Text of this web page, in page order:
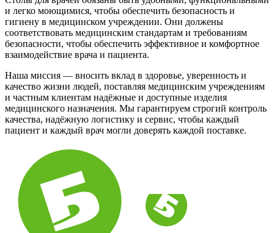
и легко моющимися, чтобы обеспечить безопасность и
гигиену в медицинском учреждении. Они должены
соответствовать медицинским стандартам и требованиям
безопасности, чтобы обеспечить эффективное и комфортное
взаимодействие врача и пациента.
Наша миссия — вносить вклад в здоровье, уверенность и
качество жизни людей, поставляя медицинским учреждениям
и частным клиентам надёжные и доступные изделия
медицинского назначения. Мы гарантируем строгий контроль
качества, надёжную логистику и сервис, чтобы каждый
пациент и каждый врач могли доверять каждой поставке.